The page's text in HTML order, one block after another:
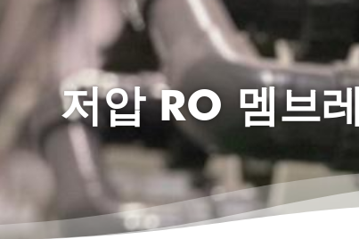
저압 RO 멤브